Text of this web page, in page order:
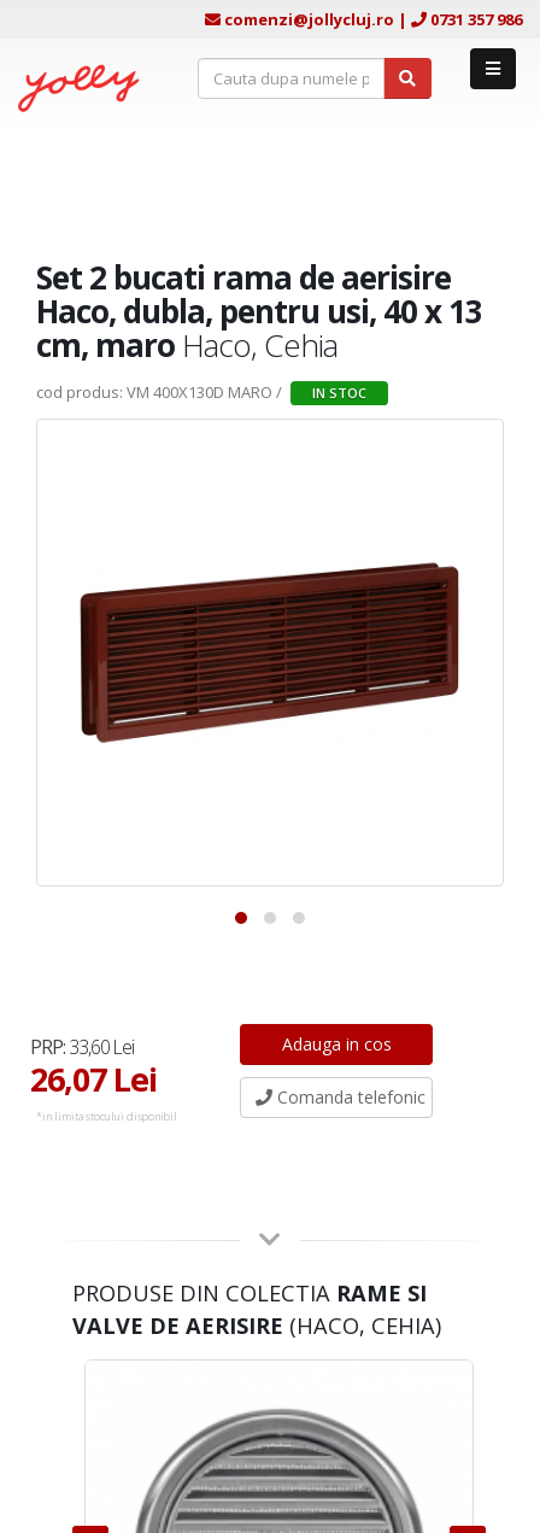
comenzi@jollycluj.ro | 0731 357 986
Set 2 bucati rama de aerisire
Haco, dubla, pentru usi, 40 x 13
cm, maro Haco, Cehia
cod produs: VM 400X130D MARO / IN STOC
PRP:33,60 Lei
26,07 Lei
*in limita stocului disponibil
Comanda telefonic
PRODUSE DIN COLECTIA RAME SI
VALVE DE AERISIRE (HACO, CEHIA)